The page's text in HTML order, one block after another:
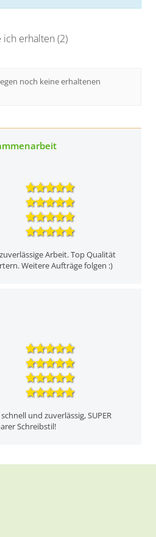
erhalten (2)
noch keine erhaltenen
Arbeit. Top Qualität
Weitere Aufträge folgen :)
und zuverlässig, SUPER
Schreibstil!